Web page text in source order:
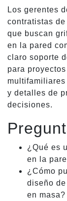
Los gerentes
contratistas de
que buscan
en la pared
claro soporte
para
y detalles de
decisiones.
¿Qué es
en la
¿Cómo
diseño
en masa?